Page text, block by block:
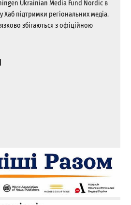
Ukrainian Media Fund Nordic в
Хаб підтримки регіональних медіа.
збігаються з офіційною